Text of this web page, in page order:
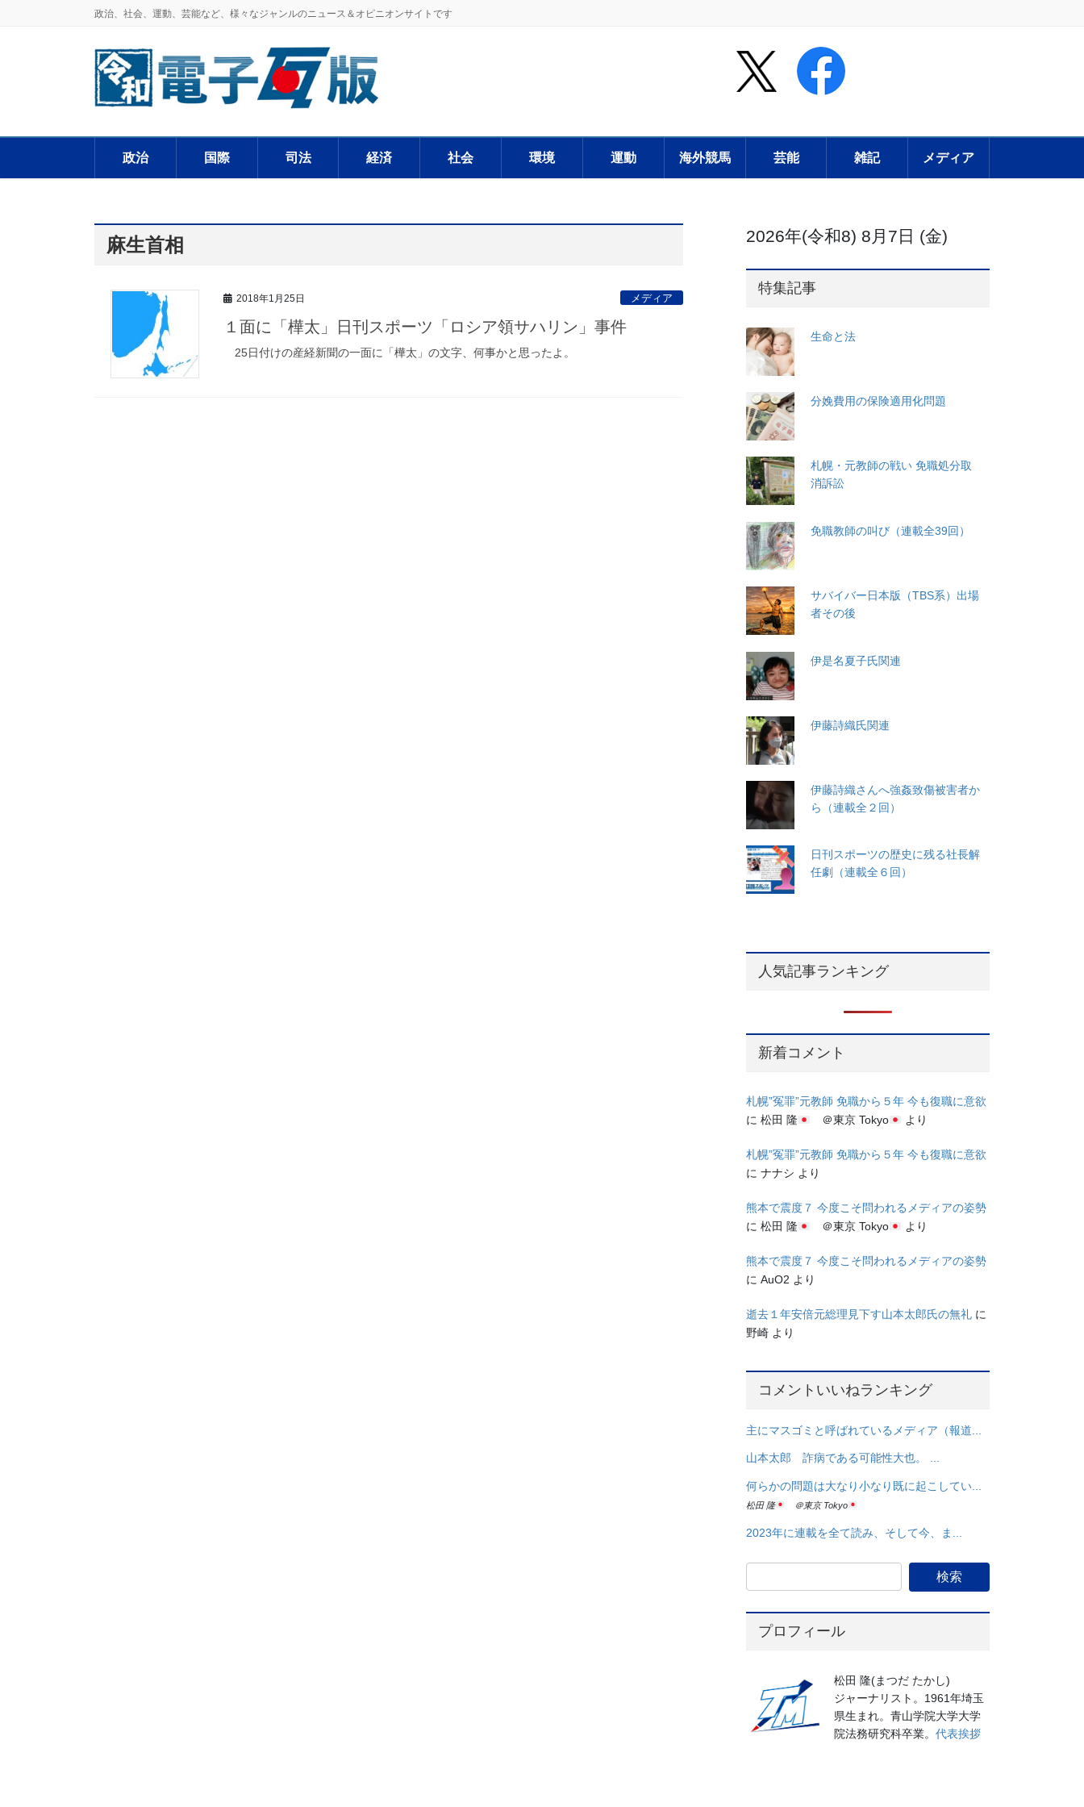
政治、社会、運動、芸能など、様々なジャンルのニュース＆オピニオンサイトです
政治 国際 司法 経済 社会 環境 運動 海外競馬 芸能 雑記 メディア
麻生首相
2018年1月25日 メディア
１面に「樺太」日刊スポーツ「ロシア領サハリン」事件
25日付けの産経新聞の一面に「樺太」の文字、何事かと思ったよ。
2026年(令和8) 8月7日 (金)
特集記事
生命と法
分娩費用の保険適用化問題
札幌・元教師の戦い 免職処分取
消訴訟
免職教師の叫び（連載全39回）
サバイバー日本版（TBS系）出場
者その後
伊是名夏子氏関連
伊藤詩織氏関連
伊藤詩織さんへ強姦致傷被害者か
ら（連載全２回）
日刊スポーツの歴史に残る社長解
任劇（連載全６回）
人気記事ランキング
新着コメント
札幌”冤罪”元教師 免職から５年 今も復職に意欲
に松田 隆 ＠東京 Tokyo より
札幌”冤罪”元教師 免職から５年 今も復職に意欲
にナナシ より
熊本で震度７ 今度こそ問われるメディアの姿勢
に松田 隆 ＠東京 Tokyo より
熊本で震度７ 今度こそ問われるメディアの姿勢
にAuO2 より
逝去１年安倍元総理見下す山本太郎氏の無礼 に
野崎 より
コメントいいねランキング
主にマスゴミと呼ばれているメディア（報道...
山本太郎 詐病である可能性大也。 ...
何らかの問題は大なり小なり既に起こしてい...
松田 隆 ＠東京 Tokyo
2023年に連載を全て読み、そして今、ま...
プロフィール
松田 隆(まつだ たかし)
ジャーナリスト。1961年埼玉
県生まれ。青山学院大学大学
院法務研究科卒業。代表挨拶